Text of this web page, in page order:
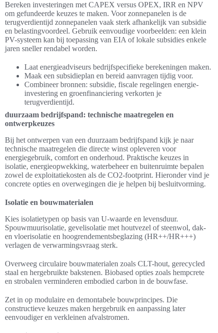
Bereken investeringen met CAPEX versus OPEX, IRR en NPV
om gefundeerde keuzes te maken. Voor zonnepanelen is de
terugverdientijd zonnepanelen vaak sterk afhankelijk van subsidie
en belastingvoordeel. Gebruik eenvoudige voorbeelden: een klein
PV-systeem kan bij toepassing van EIA of lokale subsidies enkele
jaren sneller rendabel worden.
Laat energieadviseurs bedrijfspecifieke berekeningen maken.
Maak een subsidieplan en bereid aanvragen tijdig voor.
Combineer bronnen: subsidie, fiscale regelingen energie-
investering en groenfinanciering verkorten je
terugverdientijd.
duurzaam bedrijfspand: technische maatregelen en
ontwerpkeuzes
Bij het ontwerpen van een duurzaam bedrijfspand kijk je naar
technische maatregelen die directe winst opleveren voor
energiegebruik, comfort en onderhoud. Praktische keuzes in
isolatie, energieopwekking, waterbeheer en buitenruimte bepalen
zowel de exploitatiekosten als de CO2-footprint. Hieronder vind je
concrete opties en overwegingen die je helpen bij besluitvorming.
Isolatie en bouwmaterialen
Kies isolatietypen op basis van U-waarde en levensduur.
Spouwmuurisolatie, gevelisolatie met houtvezel of steenwol, dak-
en vloerisolatie en hoogrendementsbeglazing (HR++/HR+++)
verlagen de verwarmingsvraag sterk.
Overweeg circulaire bouwmaterialen zoals CLT-hout, gerecycled
staal en hergebruikte bakstenen. Biobased opties zoals hempcrete
en strobalen verminderen embodied carbon in de bouwfase.
Zet in op modulaire en demontabele bouwprincipes. Die
constructieve keuzes maken hergebruik en aanpassing later
eenvoudiger en verkleinen afvalstromen.